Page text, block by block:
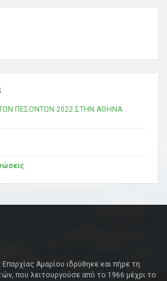
ΠΕΣΟΝΤΩΝ 2022 ΣΤΗΝ ΑΘΗΝΑ
Αμαρίου ιδρύθηκε και πήρε τη
που λειτουργούσε από το 1966 μέχρι το